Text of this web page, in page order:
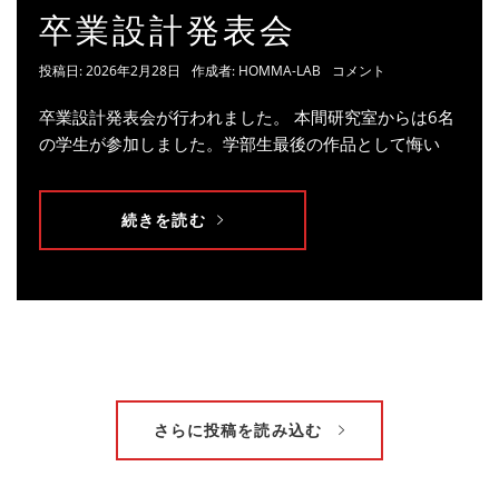
卒業設計発表会
投稿日:2026年2月28日 作成者: HOMMA-LAB コメント
卒業設計発表会が行われました。 本間研究室からは6名
の学生が参加しました。学部生最後の作品として悔い
続きを読む
さらに投稿を読み込む